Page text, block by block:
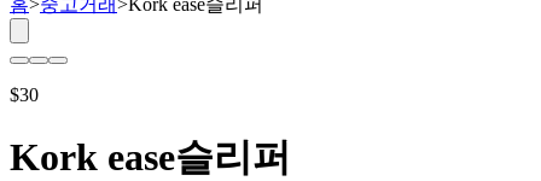
홈>중고거래>Kork ease슬리퍼
$30
Kork ease슬리퍼